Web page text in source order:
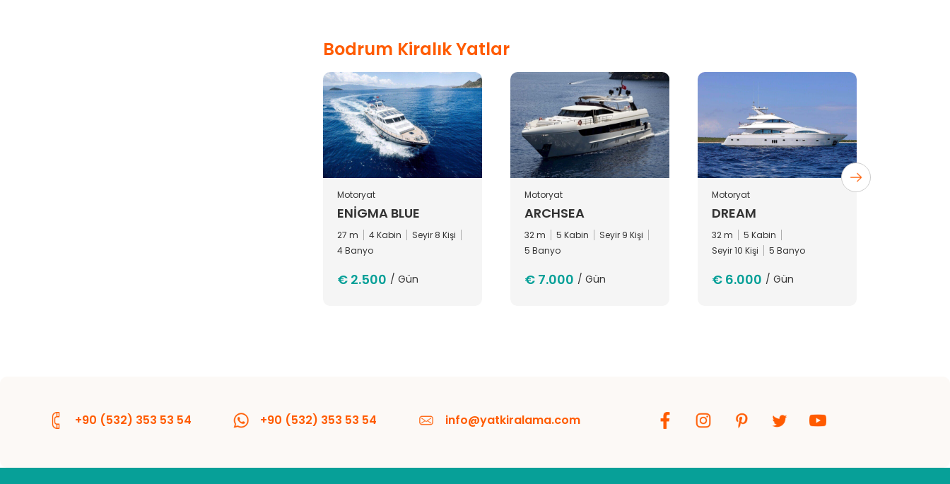
Bodrum Kiralık Yatlar
Motoryat
ENIGMA BLUE
27 m 4 Kabin
Seyir 8 Kişi
4 Banyo
€ 2.500 / Gün
Motoryat
ARCHSEA
32 m 5 Kabin
Seyir 9 Kişi
5 Banyo
€ 7.000 / Gün
Motoryat
DREAM
32 m
5 Kabin
Seyir 10 Kişi
5 Banyo
€ 6.000 / Gün
+90 (532) 353 53 54 +90 (532) 353 53 54 info@yatkiralama.com